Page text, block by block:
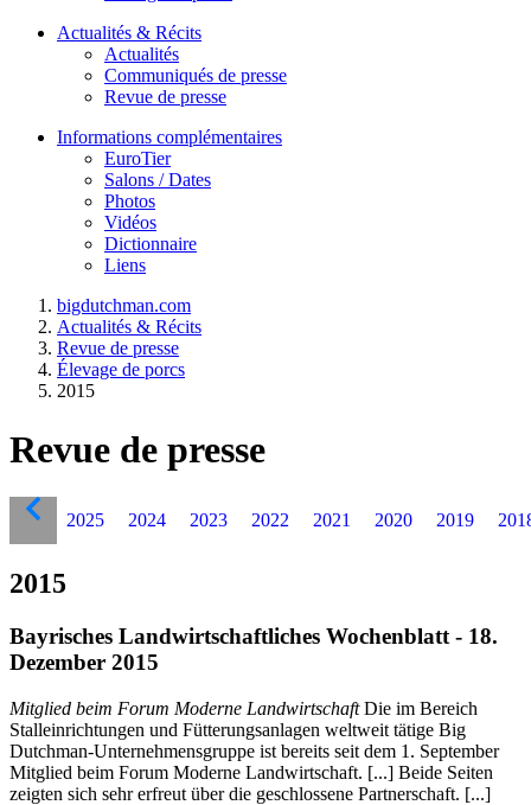
Actualités & Récits
Actualités
Communiqués de presse
Revue de presse
Informations complémentaires
EuroTier
Salons / Dates
Photos
Vidéos
Dictionnaire
Liens
bigdutchman.com
Actualités & Récits
Revue de presse
Élevage de porcs
2015
Revue de presse
2025 2024 2023 2022 2021 2020 2019
2015
Bayrisches Landwirtschaftliches Wochenblatt - 18.
Dezember 2015
Mitglied beim Forum Moderne LandwirtschaftDie im Bereich
Stalleinrichtungen und Fütterungsanlagen weltweit tätige Big
Dutchman-Unternehmensgruppe ist bereits seit dem 1. September
Mitglied beim Forum Moderne Landwirtschaft. [...] Beide Seiten
zeigten sich sehr erfreut über die geschlossene Partnerschaft. [...]